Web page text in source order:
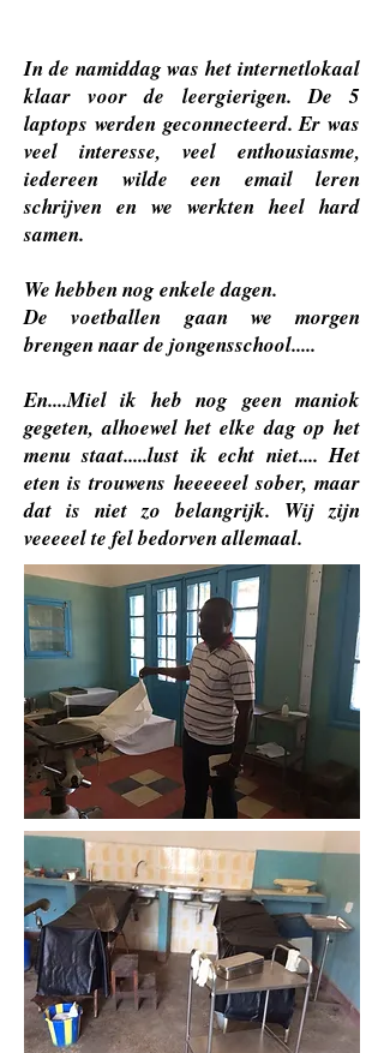
In de namiddag was het internetlokaal
klaar voor de leergierigen. De 5
laptops werden geconnecteerd. Er was
veel interesse, veel enthousiasme,
iedereen wilde een email leren
schrijven en we werkten heel hard
samen.
We hebben nog enkele dagen.
De voetballen gaan we morgen
brengen naar de jongensschool.....
En....Miel ik heb nog geen maniok
gegeten, alhoewel het elke dag op het
menu staat.....lust ik echt niet.... Het
eten is trouwens heeeeeel sober, maar
dat is niet zo belangrijk. Wij zijn
veeeeel te fel bedorven allemaal.